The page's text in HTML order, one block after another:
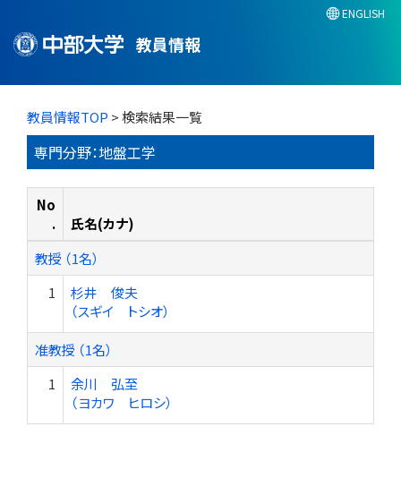
教員情報
ENGLISH
教員情報TOP > 検索結果一覧
専門分野：地盤工学
No
.
氏名(カナ)
教授 （1名）
1
杉井 俊夫
（スギイ トシオ）
准教授 （1名）
1
余川 弘至
（ヨカワ ヒロシ）